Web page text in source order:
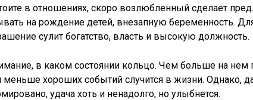
в отношениях, скоро возлюбленный сделает
на рождение детей, внезапную беременность.
сулит богатство, власть и высокую должность.
в каком состоянии кольцо. Чем больше на нем
меньше хороших событий случится в жизни. Однако,
удача хоть и ненадолго, но улыбнется.